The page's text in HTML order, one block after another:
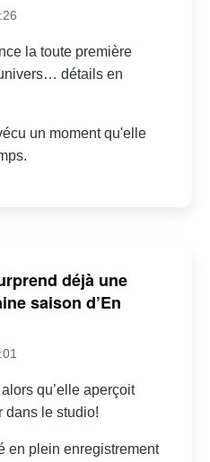
la toute première
détails en
un moment qu'elle
déjà une
saison d’En
qu’elle aperçoit
dans le studio!
en plein enregistrement